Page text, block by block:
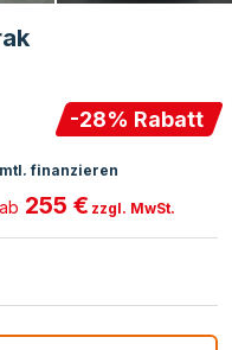
-28% Rabatt
mtl. finanzieren
ab 255 € zzgl. MwSt.